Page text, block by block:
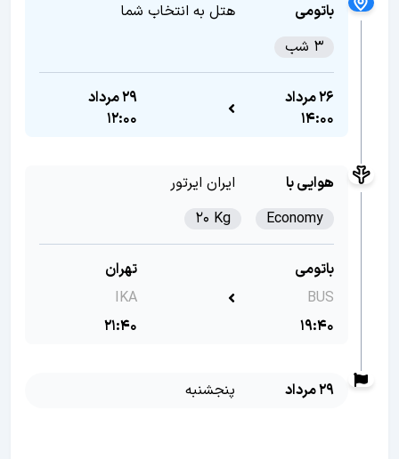
باتومی
هتل به انتخاب شما
3 شب
26 مرداد
14:00
29 مرداد
12:00
هوایی با
ایران ایرتور
Economy
20 Kg
باتومی
BUS
19:40
تهران
IKA
21:40
29 مرداد پنجشنبه